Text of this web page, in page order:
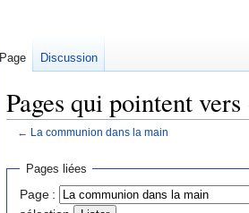
Pages qui pointent
← La communion dans la main
Aller
AllerPages liées
Page :
Page Discussion